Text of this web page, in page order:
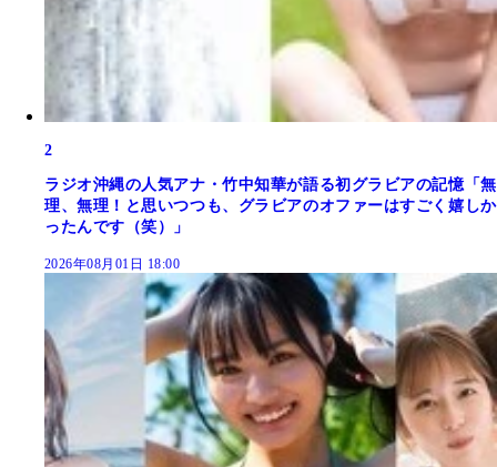
2
ラジオ沖縄の人気アナ・竹中知華が語る初グラビアの記憶「無
理、無理！と思いつつも、グラビアのオファーはすごく嬉しか
ったんです（笑）」
2026年08月01日 18:00